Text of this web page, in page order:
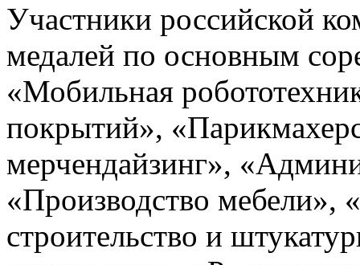
Участники российской
медалей по основным
«Мобильная
покрытий»,
мерчендайзинг»,
«Производство мебели»,
строительство и